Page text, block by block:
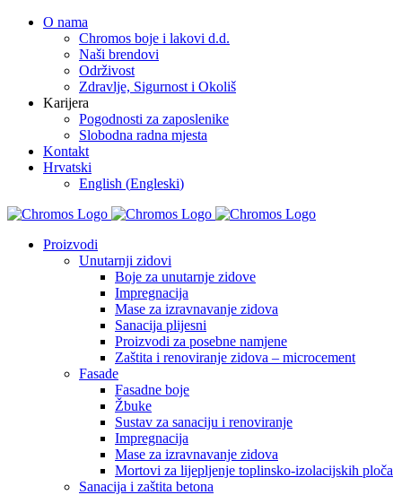
Skip
O nama
Chromos boje i lakovi d.d.
Naši brendovi
Održivost
Zdravlje, Sigurnost i Okoliš
Karijera
Pogodnosti za zaposlenike
Slobodna radna mjesta
Kontakt
Hrvatski
English (Engleski)
Facebook
YouTube
Proizvodi
Unutarnji zidovi
Boje za unutarnje zidove
Impregnacija
Mase za izravnavanje zidova
Sanacija plijesni
Proizvodi za posebne namjene
Zaštita i renoviranje zidova – microcement
Fasade
Fasadne boje
Žbuke
Sustav za sanaciju i renoviranje
Impregnacija
Mase za izravnavanje zidova
Mortovi za lijepljenje toplinsko-izolacijskih ploča
Sanacija i zaštita betona